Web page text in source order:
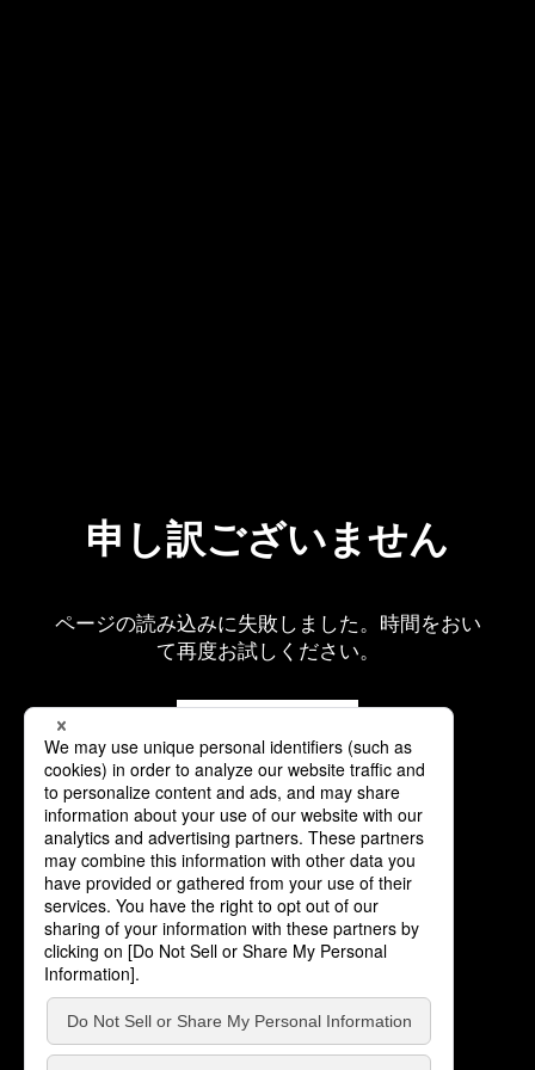
申し訳ございません
ページの読み込みに失敗しました。時間をおい
て再度お試しください。